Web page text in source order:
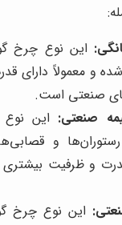
این نوع چرخ
و معمولاً دارای
صنعتی است.
صنعتی: این
رستوران‌ها و
و ظرفیت
این نوع چرخ